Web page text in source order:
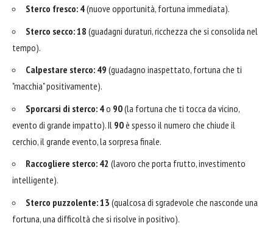
Sterco fresco: 4(nuove opportunità, fortuna immediata).
Sterco secco:18 (guadagni duraturi, ricchezza che si consolida nel
tempo).
Calpestare sterco: 49 (guadagno inaspettato, fortuna che ti
"macchia" positivamente).
Sporcarsi di sterco: 4o 90(la fortuna che ti tocca da vicino,
evento di grande impatto). Il 90è spesso il numero che chiude il
cerchio, il grande evento, la sorpresa finale.
Raccogliere sterco: 42 (lavoro che porta frutto, investimento
intelligente).
Sterco puzzolente:13 (qualcosa di sgradevole che nasconde una
fortuna, una difficoltà che si risolve in positivo).